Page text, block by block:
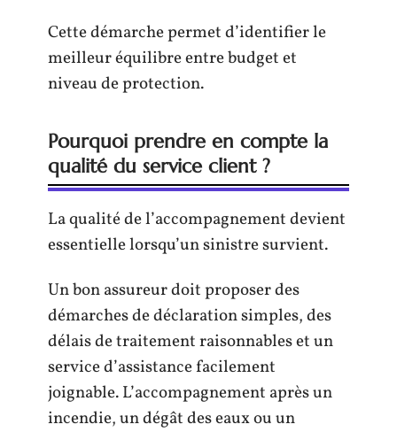
Cette démarche permet d’identifier le
meilleur équilibre entre budget et
niveau de protection.
Pourquoi prendre en compte la
qualité du service client ?
La qualité de l’accompagnement devient
essentielle lorsqu’un sinistre survient.
Un bon assureur doit proposer des
démarches de déclaration simples, des
délais de traitement raisonnables et un
service d’assistance facilement
joignable. L’accompagnement après un
incendie, un dégât des eaux ou un